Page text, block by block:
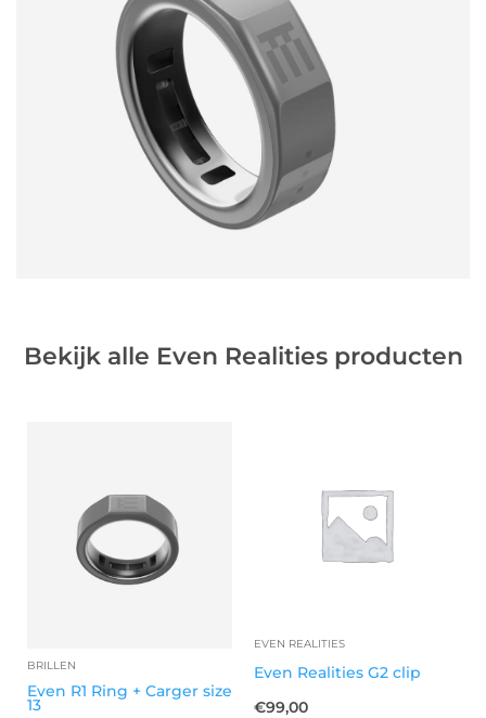
Bekijk alle Even Realities producten
BRILLEN
Even R1 Ring + Carger size
13
EVEN REALITIES
Even Realities G2 clip
€99,00